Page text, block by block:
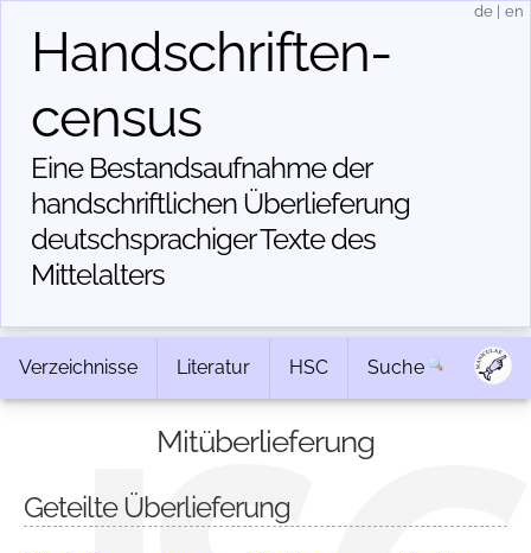
Handschriften­
census
Eine Bestandsaufnahme der
handschriftlichen Über­lieferung
deutschsprachiger Texte des
Mittelalters
de en
Verzeichnisse Literatur HSC Suche
Mitüberlieferung
Geteilte Überlieferung